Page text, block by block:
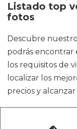
Listado top
fotos
Descubre
podrás encontrar
los requisitos de
localizar los
precios y